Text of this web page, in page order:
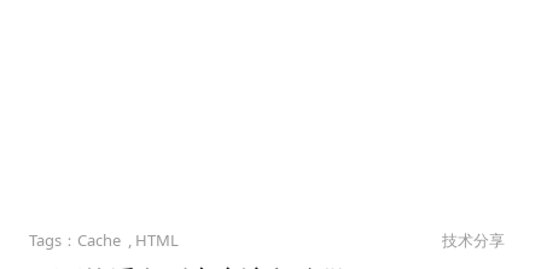
Cache HTML 技术分享